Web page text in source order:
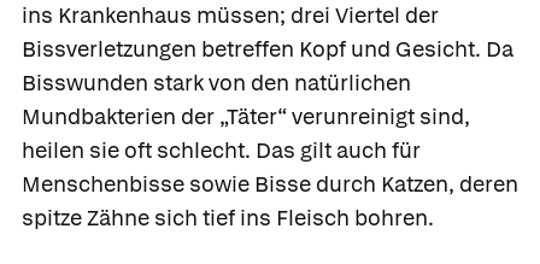
ins Krankenhaus müssen; drei Viertel der
Bissverletzungen betreffen Kopf und Gesicht. Da
Bisswunden stark von den natürlichen
Mundbakterien der „Täter“ verunreinigt sind,
heilen sie oft schlecht. Das gilt auch für
Menschenbisse sowie Bisse durch Katzen, deren
spitze Zähne sich tief ins Fleisch bohren.